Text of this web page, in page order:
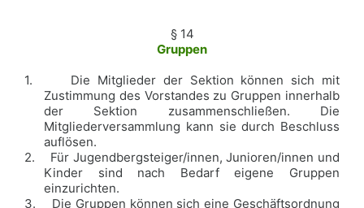
§ 14
Gruppen
1.
Die Mitglieder der Sektion können sich mit
Zustimmung des Vorstandes zu Gruppen innerhalb
der Sektion zusammenschließen. Die
Mitgliederversammlung kann sie durch Beschluss
auflösen.
2.
Für Jugendbergsteiger/innen, Junioren/innen und
Kinder sind nach Bedarf eigene Gruppen
einzurichten.
3.
Die Gruppen können sich eine Geschäftsordnung